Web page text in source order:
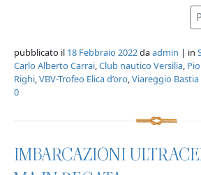
pubblicato il 18 Febbraio 2022daadmin | in
Carlo Alberto Carrai,Club nautico Versilia,
Righi,VBV-Trofeo Elica d’oro,Viareggio
0
IMBARCAZIONI